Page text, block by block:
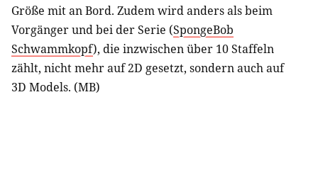
Größe mit an Bord. Zudem wird anders als beim
Vorgänger und bei der Serie (SpongeBob
Schwammkopf), die inzwischen über 10 Staffeln
zählt, nicht mehr auf 2D gesetzt, sondern auch auf
3D Models. (MB)